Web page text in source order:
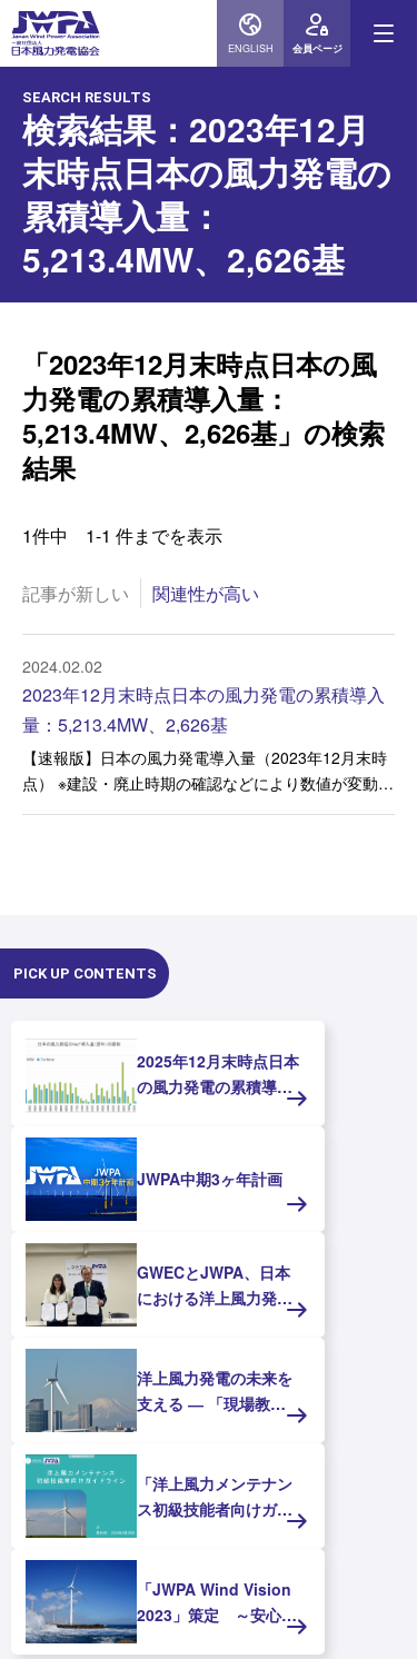
ENGLISH 会員ページ
SEARCH RESULTS
検索結果：2023年12月
末時点日本の風力発電の
累積導入量：
5,213.4MW、2,626基
「2023年12月末時点日本の風
力発電の累積導入量：
5,213.4MW、2,626基」の検索
結果
1件中 1-1 件までを表示
記事が新しい 関連性が高い
2024.02.02
2023年12月末時点日本の風力発電の累積導入
量：5,213.4MW、2,626基
【速報版】日本の風力発電導入量（2023年12月末時
点） ※建設・廃止時期の確認などにより数値が変動す
ることがあります。
PICK UP CONTENTS
2025年12月末時点日本
の風力発電の累積導入
JWPA中期3ヶ年計画
GWECとJWPA、日本
における洋上風力発電
洋上風力発電の未来を
支える ― 「現場教育
ま
「洋上風力メンテナン
ス初級技能者向けガイ
「JWPA Wind Vision
2023」策定 ～安心・